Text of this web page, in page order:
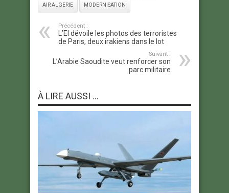
AIR ALGERIE MODERNISATION
Précédent :
L’EI dévoile les photos des terroristes
de Paris, deux irakiens dans le lot
Suivant :
L’Arabie Saoudite veut renforcer son
parc militaire
À LIRE AUSSI ...